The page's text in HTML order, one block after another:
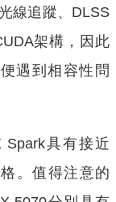
線追蹤、DLSS
架構，因此
遇到相容性問
Spark具有接近
。值得注意的